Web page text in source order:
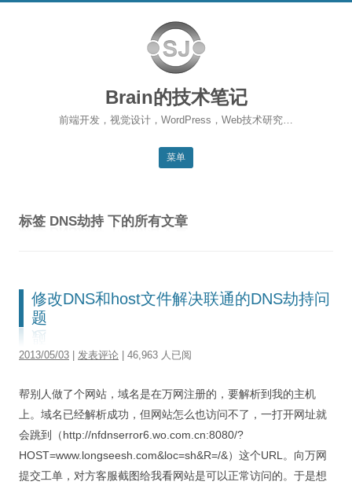
Brain的技术笔记
前端开发，视觉设计，WordPress，Web技术研究…
菜单
博客首页
前端开发
视觉/交互设计
杂项研究
关于本站
标签 DNS劫持 下的所有文章
修改DNS和host文件解决联通的DNS劫持问
题
2013/05/03 发表评论 | 46,963 人已阅
帮别人做了个网站，域名是在万网注册的，要解析到我的主机
上。域名已经解析成功，但网站怎么也访问不了，一打开网址就
会跳到（http://nfdnserror6.wo.com.cn:8080/?
HOST=www.longseesh.com&loc=sh&R=/&）这个URL。向万网
提交工单，对方客服截图给我看网站是可以正常访问的。于是想